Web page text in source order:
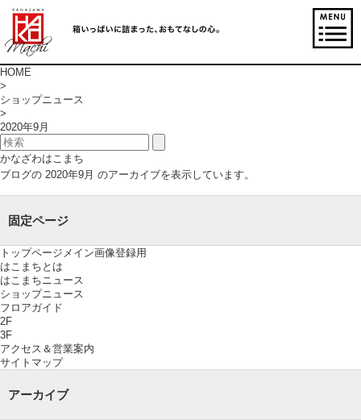
HOME
>
ショップニュース
>
2020年9月
かなざわはこまち
ブログの 2020年9月 のアーカイブを表示しています。
固定ページ
トップページメイン画像登録用
はこまちとは
はこまちニュース
ショップニュース
フロアガイド
2F
3F
アクセス＆営業案内
サイトマップ
アーカイブ